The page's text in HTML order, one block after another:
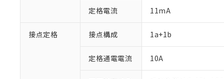
定格電流 11mA
接点定格 接点構成 1a+1b
定格通電電流 10A
当社制御機
のであり、
鉛(Pb) 1000ppm以下、
ル（DBP） 1000ppm以
フタル酸エステル類の
「－」：未確認で
*中国RoHS10物質の基
Pb(鉛) :1000ppm、
Cr(Ⅵ)(六価クロム) :
DBP(フタル酸ジブチル
DEHP(フタル酸ビス(2-
などの必要
ます。
置等に一切
記
説明